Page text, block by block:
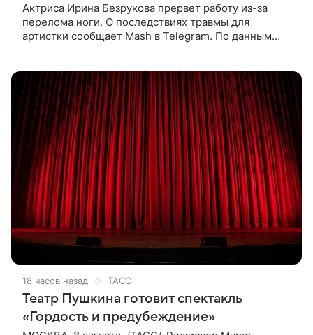
Актриса Ирина Безрукова прервет работу из-за
перелома ноги. О последствиях травмы для
артистки сообщает Mash в Telegram. По данным
18 часов назад ТАСС
Театр Пушкина готовит спектакль
«Гордость и предубеждение»